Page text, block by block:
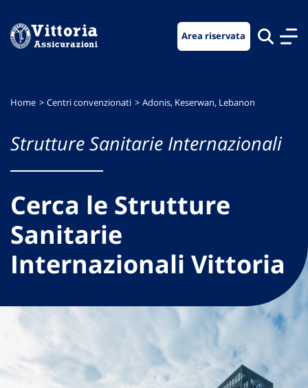
menu
contenuto
footer
Area riservata
Home Centri convenzionati Adonis, Keserwan, Lebanon
Strutture Sanitarie Internazionali
Cerca le Strutture
Sanitarie
Internazionali Vittoria